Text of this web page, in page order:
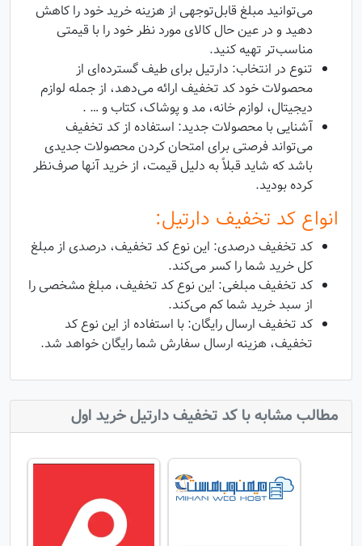
می‌توانید مبلغ قابل‌توجهی از هزینه خرید خود را کاهش
دهید و در عین حال کالای مورد نظر خود را با قیمتی
مناسب‌تر تهیه کنید.
تنوع در انتخاب: دارتیل برای طیف گسترده‌ای از
محصولات خود کد تخفیف ارائه می‌دهد، از جمله لوازم
دیجیتال، لوازم خانه، مد و پوشاک، کتاب و … .
آشنایی با محصولات جدید: استفاده از کد تخفیف
می‌تواند فرصتی برای امتحان کردن محصولات جدیدی
باشد که شاید قبلاً به دلیل قیمت، از خرید آنها صرف‌نظر
کرده بودید.
انواع کد تخفیف دارتیل:
کد تخفیف درصدی: این نوع کد تخفیف، درصدی از مبلغ
کل خرید شما را کسر می‌کند.
کد تخفیف مبلغی: این نوع کد تخفیف، مبلغ مشخصی را
از سبد خرید شما کم می‌کند.
کد تخفیف ارسال رایگان: با استفاده از این نوع کد
تخفیف، هزینه ارسال سفارش شما رایگان خواهد شد.
مطالب مشابه با کد تخفیف دارتیل خرید اول